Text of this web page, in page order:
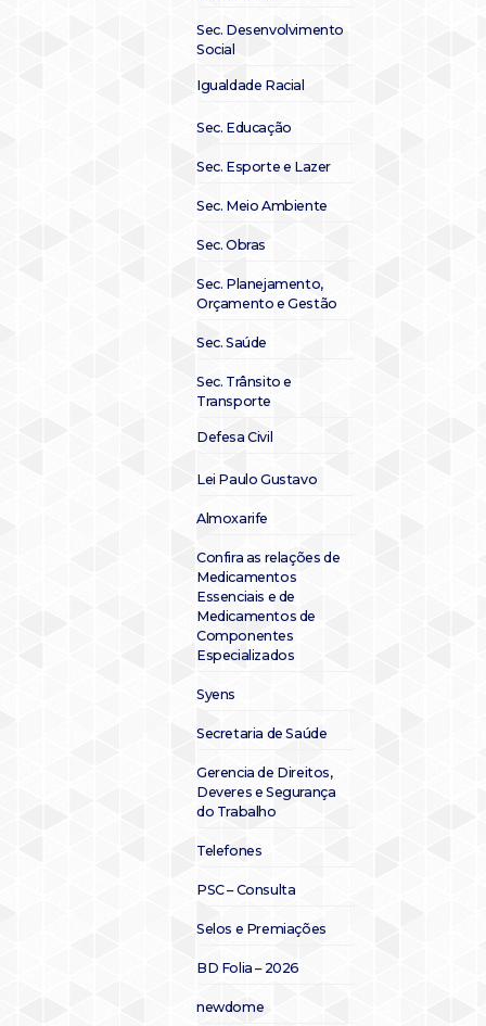
Sec. Desenvolvimento
Social
Igualdade Racial
Sec. Educação
Sec. Esporte e Lazer
Sec. Meio Ambiente
Sec. Obras
Sec. Planejamento,
Orçamento e Gestão
Sec. Saúde
Sec. Trânsito e
Transporte
Defesa Civil
Lei Paulo Gustavo
Almoxarife
Confira as relações de
Medicamentos
Essenciais e de
Medicamentos de
Componentes
Especializados
Syens
Secretaria de Saúde
Gerencia de Direitos,
Deveres e Segurança
do Trabalho
Telefones
PSC – Consulta
Selos e Premiações
BD Folia – 2026
newdome